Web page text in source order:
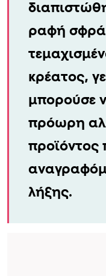
ραφή
κρέατος,
μπορούσε
πρόωρη
προϊόντος
λήξης.